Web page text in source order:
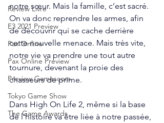
Review Livre
E3 2021 Preview
Pax Online
Pax Online Preview
Preview Gamescom
Tokyo Game Show
The Game Awards
notre sœur. Mais la famille, c’est sacré.
On va donc reprendre les armes, afin
de découvrir qui se cache derrière
cette nouvelle menace. Mais très vite,
notre vie va prendre une tout autre
tournure, devenant la proie des
chasseurs de prime.
Dans High On Life 2, même si la base
de l’histoire va être liée à notre passée,